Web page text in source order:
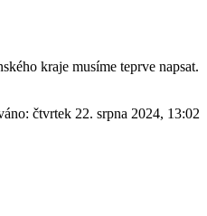
kraje musíme teprve napsat.
čtvrtek 22. srpna 2024, 13:02